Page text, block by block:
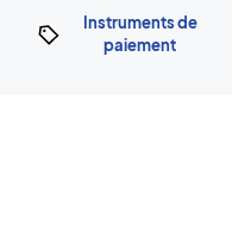
Instruments de
paiement